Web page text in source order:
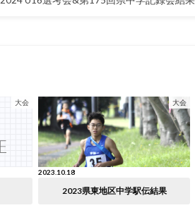
大会 大会
2023.10.18
2023県東地区中学駅伝結果